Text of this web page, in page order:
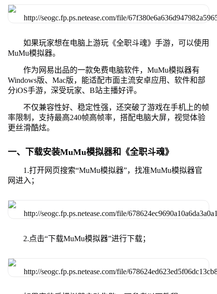
如果玩家想在电脑上游玩《全职斗魂》手游，可以使用
MuMu模拟器。
作为网易出品的一款免费电脑软件，MuMu模拟器有
Windows版、Mac版，能适配市面主流安卓应用、软件和部
分iOS手游，深受玩家、B站主播好评。
不仅兼容性好、稳定性强，还突破了游戏在手机上的帧
率限制，支持最高240帧高帧率，搭配电脑大屏，视觉体验
更丝滑酷炫。
一、下载安装MuMu模拟器和《全职斗魂》
1.打开网页搜索“MuMu模拟器”，找准MuMu模拟器官
网进入；
2.点击“下载MuMu模拟器”进行下载；